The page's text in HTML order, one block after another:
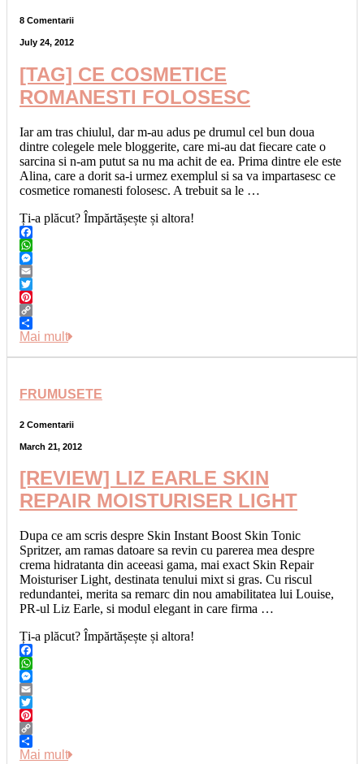
8 Comentarii
July 24, 2012
[TAG] CE COSMETICE
ROMANESTI FOLOSESC
Iar am tras chiulul, dar m-au adus pe drumul cel bun doua
dintre colegele mele bloggerite, care mi-au dat fiecare cate o
sarcina si n-am putut sa nu ma achit de ea. Prima dintre ele este
Alina, care a dorit sa-i urmez exemplul si sa va impartasesc ce
cosmetice romanesti folosesc. A trebuit sa le …
Ți-a plăcut? Împărtășește și altora!
Facebook
WhatsApp
Messenger
Email
Twitter
Pinterest
Copy
Link
Share
Mai mult
FRUMUSETE
2 Comentarii
March 21, 2012
[REVIEW] LIZ EARLE SKIN
REPAIR MOISTURISER LIGHT
Dupa ce am scris despre Skin Instant Boost Skin Tonic
Spritzer, am ramas datoare sa revin cu parerea mea despre
crema hidratanta din aceeasi gama, mai exact Skin Repair
Moisturiser Light, destinata tenului mixt si gras. Cu riscul
redundantei, merita sa remarc din nou amabilitatea lui Louise,
PR-ul Liz Earle, si modul elegant in care firma …
Ți-a plăcut? Împărtășește și altora!
Facebook
WhatsApp
Messenger
Email
Twitter
Pinterest
Copy
Link
Share
Mai mult